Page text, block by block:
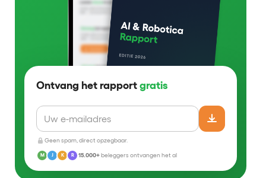
Ontvang het rapport gratis
Geen spam, direct opzegbaar.
M J K R 15.000+beleggers ontvangen het al